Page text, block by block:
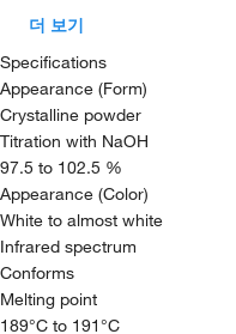
더 보기
Specifications
Appearance (Form)
Crystalline powder
Titration with NaOH
97.5 to 102.5 %
Appearance (Color)
White to almost white
Infrared spectrum
Conforms
Melting point
189°C to 191°C